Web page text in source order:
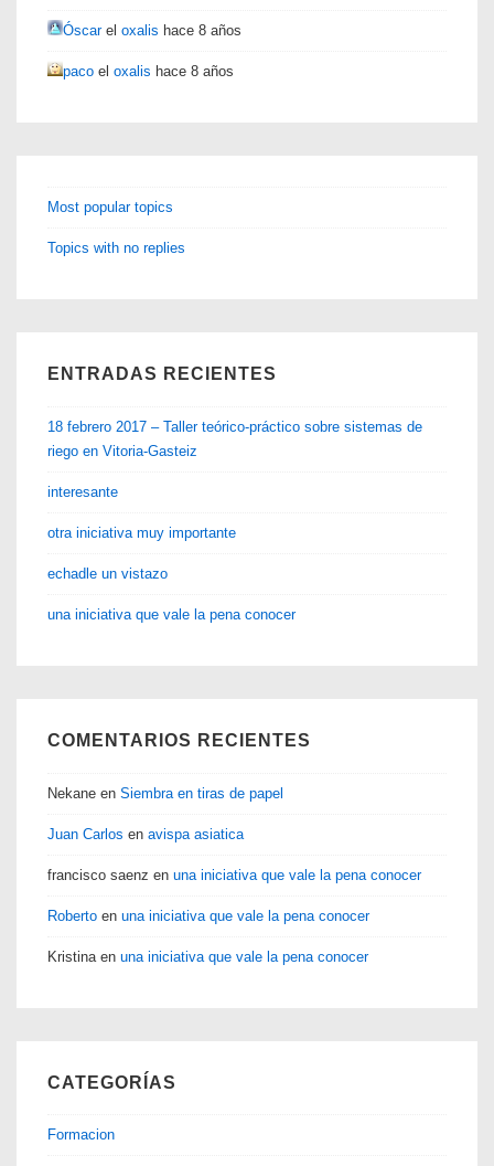
Óscarel oxalis hace 8 años
paco el oxalis hace 8 años
Most popular topics
Topics with no replies
ENTRADAS RECIENTES
18 febrero 2017 – Taller teórico-práctico sobre sistemas de
riego en Vitoria-Gasteiz
interesante
otra iniciativa muy importante
echadle un vistazo
una iniciativa que vale la pena conocer
COMENTARIOS RECIENTES
Nekane en Siembra en tiras de papel
Juan Carlos en avispa asiatica
francisco saenz en una iniciativa que vale la pena conocer
Roberto en una iniciativa que vale la pena conocer
Kristina en una iniciativa que vale la pena conocer
CATEGORÍAS
Formacion